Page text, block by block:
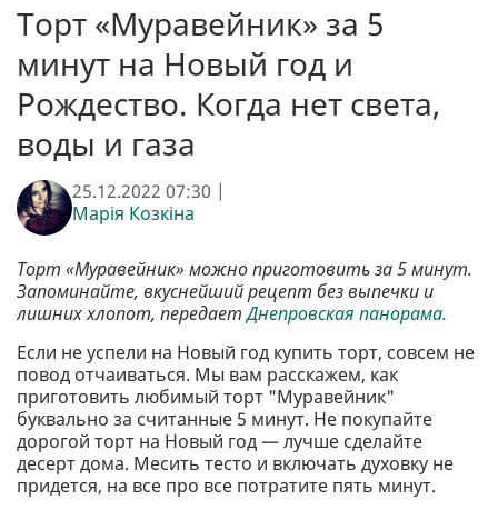
Торт «Муравейник» за 5
минут на Новый год и
Рождество. Когда нет света,
воды и газа
25.12.2022 07:30 |
Марія Козкіна
Торт «Муравейник» можно приготовить за 5 минут.
Запоминайте, вкуснейший рецепт без выпечки и
лишних хлопот, передаетДнепровская панорама.
Если не успели на Новый год купить торт, совсем не
повод отчаиваться. Мы вам расскажем, как
приготовить любимый торт "Муравейник"
буквально за считанные 5 минут. Не покупайте
дорогой торт на Новый год — лучше сделайте
десерт дома. Месить тесто и включать духовку не
придется, на все про все потратите пять минут.